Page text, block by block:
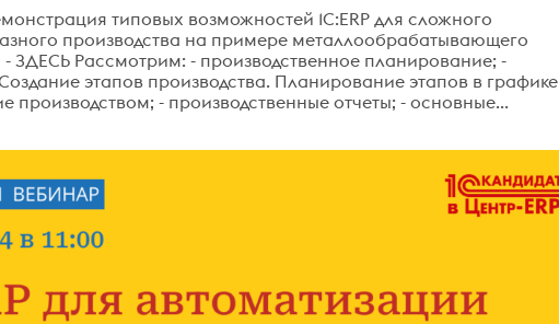
типовых возможностей 1С:ERP для сложного
производства на примере металлообрабатывающего
- ЗДЕСЬ Рассмотрим: - производственное планирование; -
этапов производства. Планирование этапов в графике
производством; - производственные отчеты; - основные...